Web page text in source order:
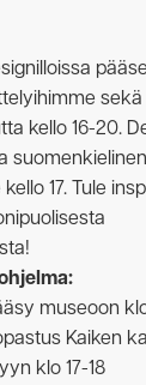
kello 16-20.
17. Tule
museoon
Kaiken
klo 17-18